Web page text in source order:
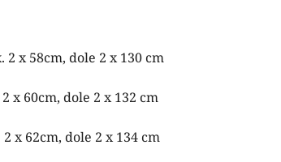
x 58cm, dole 2 x 130 cm
x 60cm, dole 2 x 132 cm
x 62cm, dole 2 x 134 cm